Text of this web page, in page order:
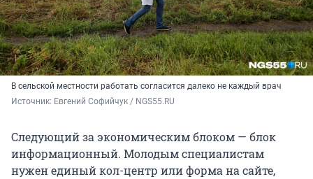
В сельской местности работать согласится далеко не каждый врач
Источник: Евгений Софийчук / NGS55.RU
Следующий за экономическим блоком — блок
информационный. Молодым специалистам
нужен единый кол-центр или форма на сайте,